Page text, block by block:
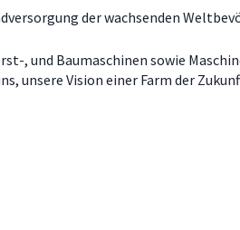
der wachsenden
und Baumaschinen sowie
unsere Vision einer Farm der